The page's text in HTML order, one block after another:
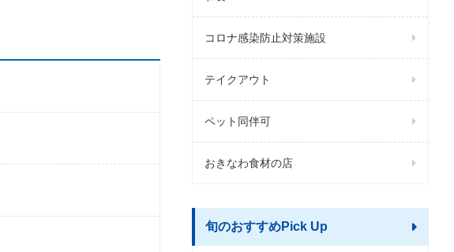
コロナ感染防止対策施設
テイクアウト
ペット同伴可
おきなわ食材の店
旬のおすすめPick Up